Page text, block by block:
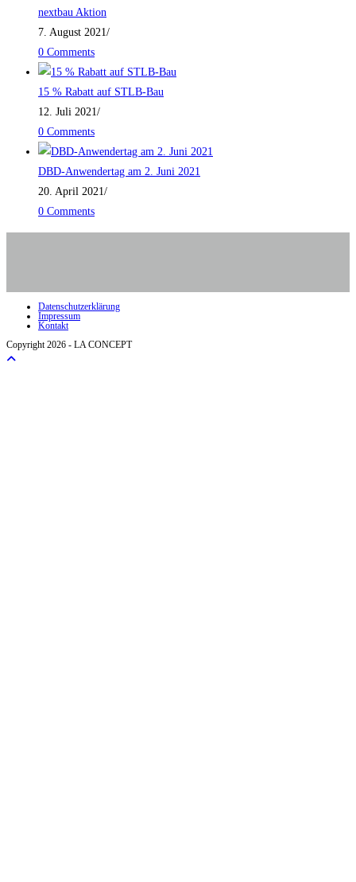
nextbau Aktion
7. August 2021/
0 Comments
15 % Rabatt auf STLB-Bau
12. Juli 2021/
0 Comments
DBD-Anwendertag am 2. Juni 2021
20. April 2021/
0 Comments
Datenschutzerklärung
Impressum
Kontakt
Copyright 2026 - LA CONCEPT